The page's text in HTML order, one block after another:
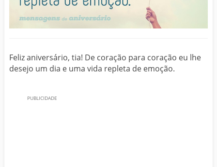
Feliz aniversário, tia! De coração para coração eu lhe
desejo um dia e uma vida repleta de emoção.